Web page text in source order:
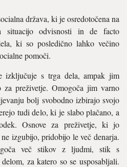
država, ki je osredotočena na
situacijo odvisnosti in de facto
ki so posledično lahko večino
pomoči.
s trga dela, ampak jim
za preživetje. Omogoča jim varno
bolj svobodno izbirajo svojo
tudi delo, ki je slabo plačano, a
Osnove za preživetje, ki jo
izgubijo, pridobijo le več denarja.
več stikov z ljudmi, stik s
za katero so se usposabljali.